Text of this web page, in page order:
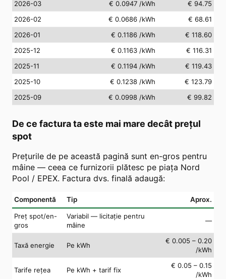
2026-03
€ 0.0947 /kWh
€ 94.75
2026-02
€ 0.0686 /kWh
€ 68.61
2026-01
€ 0.1186 /kWh
€ 118.60
2025-12
€ 0.1163 /kWh
€ 116.31
2025-11
€ 0.1194 /kWh
€ 119.43
2025-10
€ 0.1238 /kWh
€ 123.79
2025-09
€ 0.0998 /kWh € 99.82
De ce factura ta este mai mare decât prețul
spot
Prețurile de pe această pagină sunt en-gros pentru
mâine — ceea ce furnizorii plătesc pe piața Nord
Pool / EPEX. Factura dvs. finală adaugă:
Componentă Tip Aprox.
Preț spot/en-
gros
Variabil — licitație pentru
mâine
—
Taxă energie Pe kWh
€ 0.005 – 0.20
/kWh
Tarife rețea Pe kWh + tarif fix
€ 0.05 – 0.15
/kWh